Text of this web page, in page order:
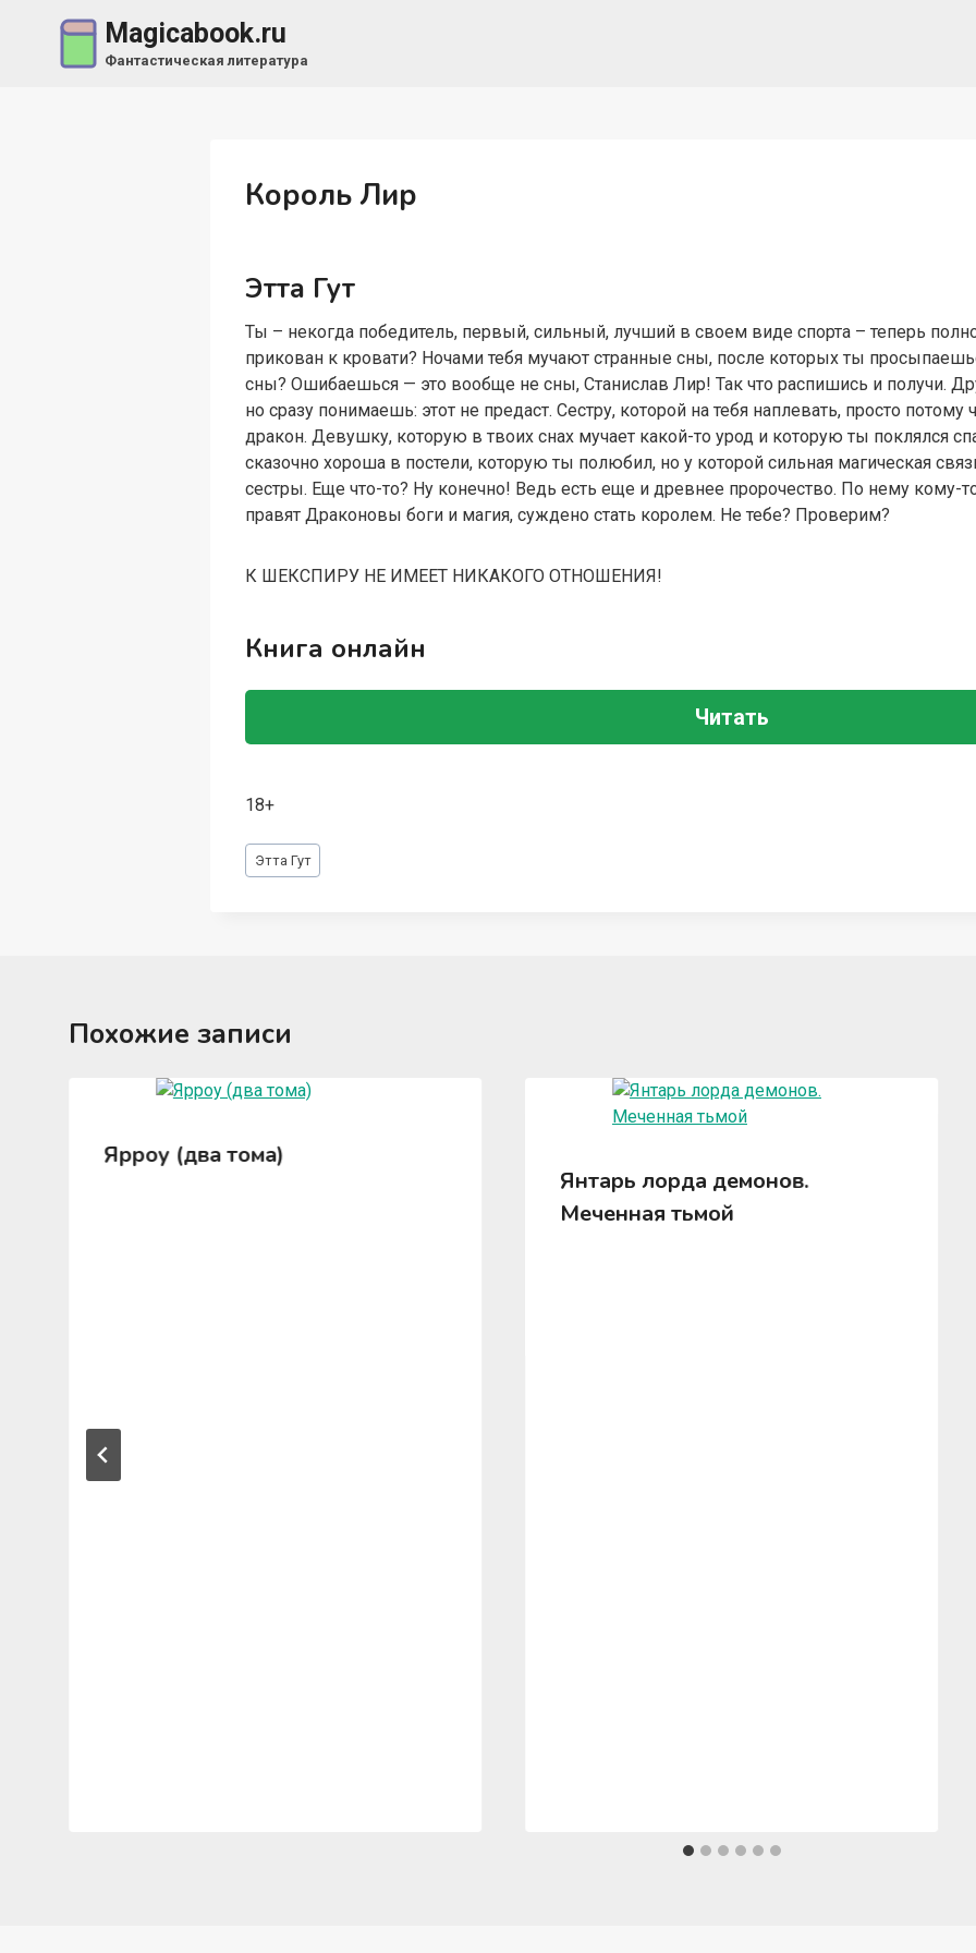
содержимому
Magicabook.ru
Фантастическая литература
Король Лир
Этта Гут
Ты – некогда победитель, первый, сильный, лучший в своем виде спорта – теперь
прикован к кровати? Ночами тебя мучают странные сны, после которых ты
сны? Ошибаешься — это вообще не сны, Станислав Лир! Так что распишись и получи.
но сразу понимаешь: этот не предаст. Сестру, которой на тебя наплевать, просто потому
дракон. Девушку, которую в твоих снах мучает какой-то урод и которую ты поклялся
сказочно хороша в постели, которую ты полюбил, но у которой сильная магическая
сестры. Еще что-то? Ну конечно! Ведь есть еще и древнее пророчество. По нему кому-
правят Драконовы боги и магия, суждено стать королем. Не тебе? Проверим?
К ШЕКСПИРУ НЕ ИМЕЕТ НИКАКОГО ОТНОШЕНИЯ!
Книга онлайн
Читать
18+
Метки
записи:
Этта Гут
Похожие записи
Ярроу (два тома)
Янтарь лорда демонов.
Меченная тьмой